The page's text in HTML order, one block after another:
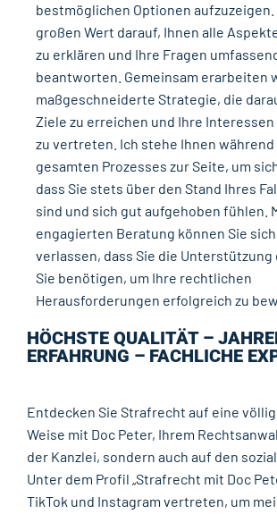
bestmöglichen Optionen aufzuzeigen.
großen Wert darauf, Ihnen alle
zu erklären und Ihre Fragen
beantworten. Gemeinsam erarbeiten
maßgeschneiderte Strategie, die
Ziele zu erreichen und Ihre
zu vertreten. Ich stehe Ihnen während
gesamten Prozesses zur Seite, um
dass Sie stets über den Stand Ihres
sind und sich gut aufgehoben fühlen.
engagierten Beratung können Sie
verlassen, dass Sie die Unterstützung
Sie benötigen, um Ihre rechtlichen
Herausforderungen erfolgreich zu
HÖCHSTE QUALITÄT –
ERFAHRUNG – FACHLICHE
Entdecken Sie Strafrecht auf eine
Weise mit Doc Peter, Ihrem
der Kanzlei, sondern auch auf den
Unter dem Profil „Strafrecht mit Doc
TikTok und Instagram vertreten, um